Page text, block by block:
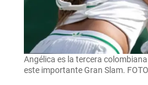
Angélica es la tercera
este importante Gran Slam.